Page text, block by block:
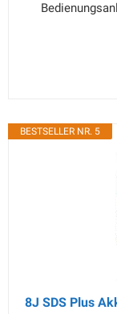
BESTSELLER NR. 5
8J SDS Plus